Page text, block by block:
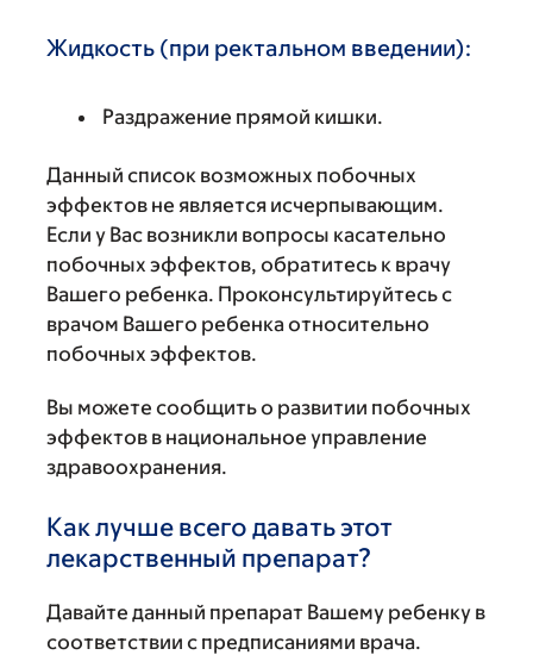
Жидкость (при ректальном введении):
Раздражение прямой кишки.
Данный список возможных побочных
эффектов не является исчерпывающим.
Если у Вас возникли вопросы касательно
побочных эффектов, обратитесь к врачу
Вашего ребенка. Проконсультируйтесь с
врачом Вашего ребенка относительно
побочных эффектов.
Вы можете сообщить о развитии побочных
эффектов в национальное управление
здравоохранения.
Как лучше всего давать этот
лекарственный препарат?
Давайте данный препарат Вашему ребенку в
соответствии с предписаниями врача.